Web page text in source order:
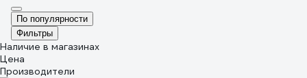
По популярности
Фильтры
Наличие в магазинах
Цена
Производители